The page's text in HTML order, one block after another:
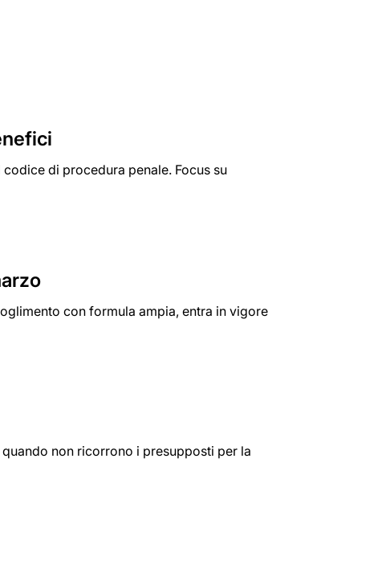
di procedura penale. Focus su
con formula ampia, entra in vigore
non ricorrono i presupposti per la